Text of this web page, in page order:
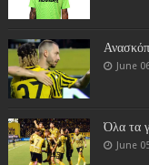
June
Όλα τα
June